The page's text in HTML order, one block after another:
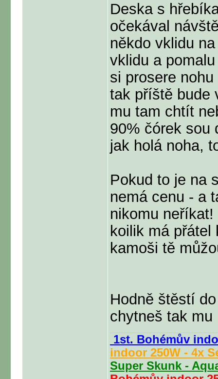
Deska s
očekával
někdo vklidu
vklidu a
si prosere
tak příště bude
mu tam chtít
90% čórek sou
jak holá noha,
Pokud to je na
nemá cenu - a
nikomu
koilik má
kamoši tě
Hodně štěstí
chytneš tak
1st. Bohémův
indoor 250W - 4x
Super Skunk -